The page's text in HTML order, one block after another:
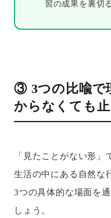
習の成果を裏切
③ 3つの比喩で
からなくても止
「見たことがない形
生活の中にある自然な
3つの具体的な場面を
しょう。